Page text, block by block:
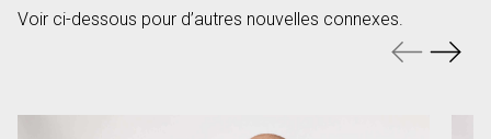
Voir ci-dessous pour d’autres nouvelles connexes.